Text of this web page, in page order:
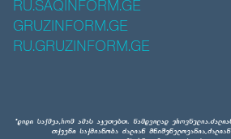
RU.SAQINFORM.GE
GRUZINFORM.GE
RU.GRUZINFORM.GE